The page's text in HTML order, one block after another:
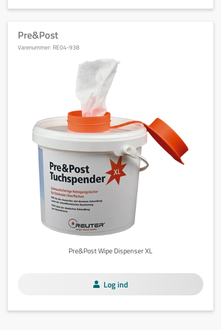
Pre&Post
Varenummer: RE04-938
Pre&Post Wipe Dispenser XL
Log ind